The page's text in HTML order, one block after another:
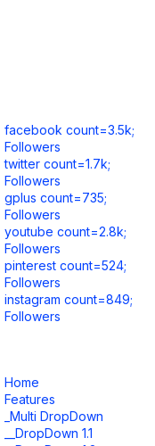
facebook count=3.5k;
Followers
twitter count=1.7k;
Followers
gplus count=735;
Followers
youtube count=2.8k;
Followers
pinterest count=524;
Followers
instagram count=849;
Followers
Home
Features
_Multi DropDown
__DropDown 1.1